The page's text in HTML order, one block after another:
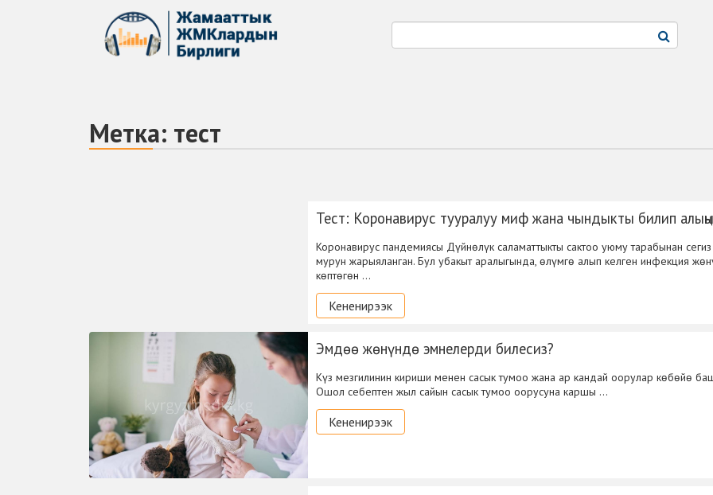
Метка: тест
Тест: Коронавирус тууралуу миф жана чындыкты билип
Коронавирус пандемиясы Дүйнөлүк саламаттыкты сактоо уюму тарабынан сегиз
мурун жарыяланган. Бул убакыт аралыгында, өлүмгө алып келген инфекция
көптөгөн …
Кененирээк
Эмдөө жөнүндө эмнелерди билесиз?
Күз мезгилинин кириши менен сасык тумоо жана ар кандай оорулар көбөйө
Ошол себептен жыл сайын сасык тумоо оорусуна каршы …
Кененирээк